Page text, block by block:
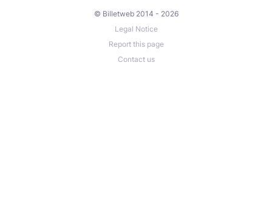
© Billetweb 2014 - 2026
Legal Notice
Report this page
Contact us